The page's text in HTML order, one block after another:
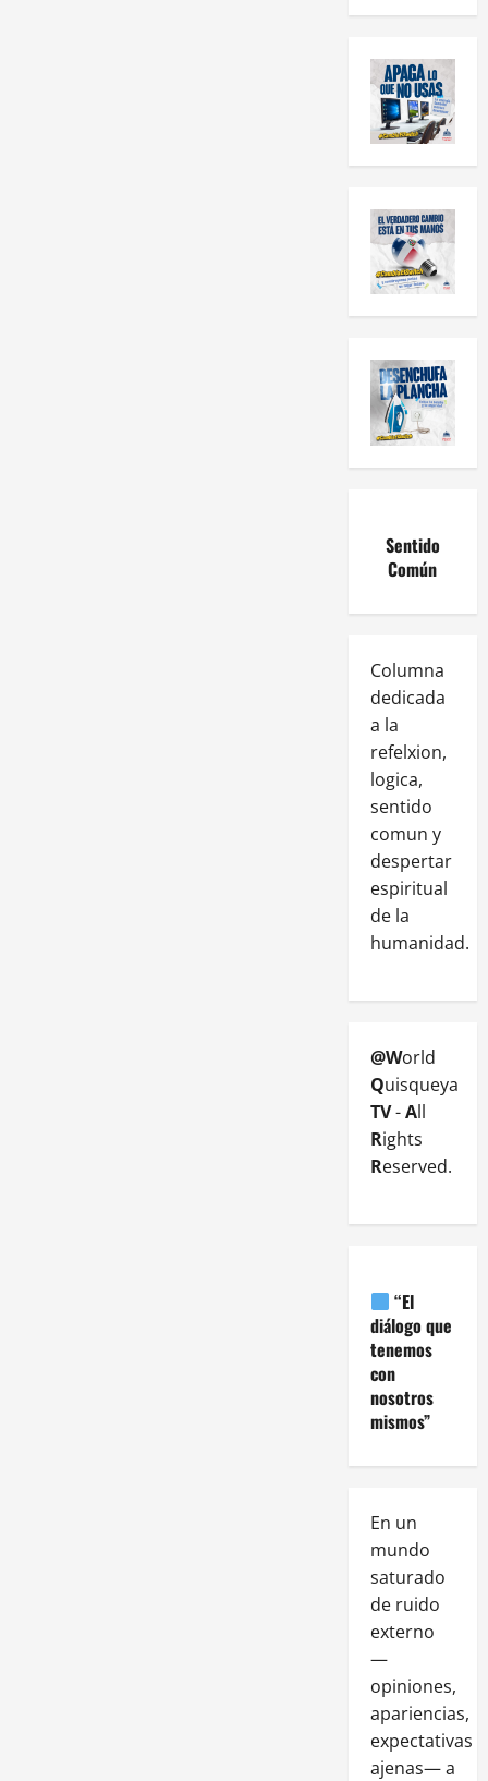
Sentido
Común
Columna
dedicada
a la
refelxion,
logica,
sentido
comun y
despertar
espiritual
de la
humanidad.
@World
Quisqueya
TV-All
Rights
Reserved.
“El
diálogo que
tenemos
con
nosotros
mismos”
En un
mundo
saturado
de ruido
externo
—
opiniones,
apariencias,
expectativas
ajenas— a